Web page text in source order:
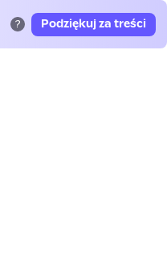
? Podziękuj za treści